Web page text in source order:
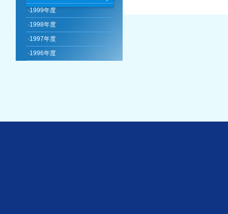
·1999年度
·1998年度
·1997年度
·1996年度